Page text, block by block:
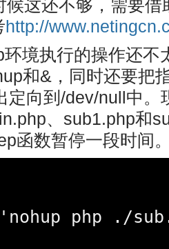
候这还不够，需要
http://
境执行的操作还不
和&，同时还要把
定向到/dev/null中。
、sub1.php和
函数暂停一段时间